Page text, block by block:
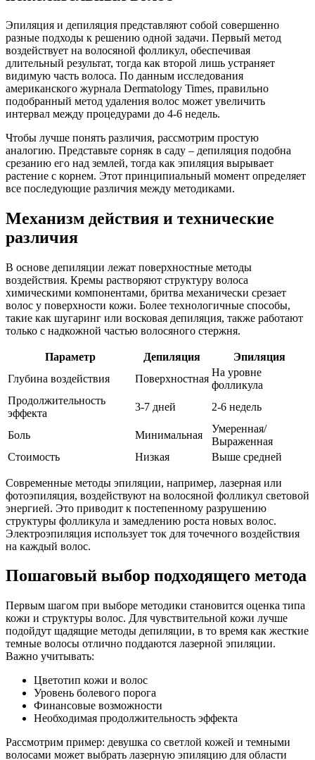
Эпиляция и депиляция представляют собой совершенно
разные подходы к решению одной задачи. Первый метод
воздействует на волосяной фолликул, обеспечивая
длительный результат, тогда как второй лишь устраняет
видимую часть волоса. По данным исследования
американского журнала Dermatology Times, правильно
подобранный метод удаления волос может увеличить
интервал между процедурами до 4-6 недель.
Чтобы лучше понять различия, рассмотрим простую
аналогию. Представьте сорняк в саду – депиляция подобна
срезанию его над землей, тогда как эпиляция вырывает
растение с корнем. Этот принципиальный момент определяет
все последующие различия между методиками.
Механизм действия и технические
различия
В основе депиляции лежат поверхностные методы
воздействия. Кремы растворяют структуру волоса
химическими компонентами, бритва механически срезает
волос у поверхности кожи. Более технологичные способы,
такие как шугаринг или восковая депиляция, также работают
только с надкожной частью волосяного стержня.
Параметр Депиляция
Эпиляция
Глубина воздействия
Поверхностная
На уровне
фолликула
Продолжительность
эффекта
3-7 дней 2-6 недель
Боль Минимальная
Умеренная/
Выраженная
Стоимость
Низкая Выше средней
Современные методы эпиляции, например, лазерная или
фотоэпиляция, воздействуют на волосяной фолликул световой
энергией. Это приводит к постепенному разрушению
структуры фолликула и замедлению роста новых волос.
Электроэпиляция использует ток для точечного воздействия
на каждый волос.
Пошаговый выбор подходящего метода
Первым шагом при выборе методики становится оценка типа
кожи и структуры волос. Для чувствительной кожи лучше
подойдут щадящие методы депиляции, в то время как жесткие
темные волосы отлично поддаются лазерной эпиляции.
Важно учитывать:
Цветотип кожи и волос
Уровень болевого порога
Финансовые возможности
Необходимая продолжительность эффекта
Рассмотрим пример: девушка со светлой кожей и темными
волосами может выбрать лазерную эпиляцию для области